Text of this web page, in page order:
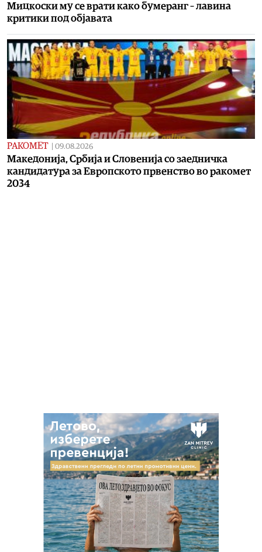
Мицкоски му се врати како бумеранг – лавина
критики под објавата
РАКОМЕТ 09.08.2026
Македонија, Србија и Словенија со заедничка
кандидатура за Европското првенство во ракомет
2034